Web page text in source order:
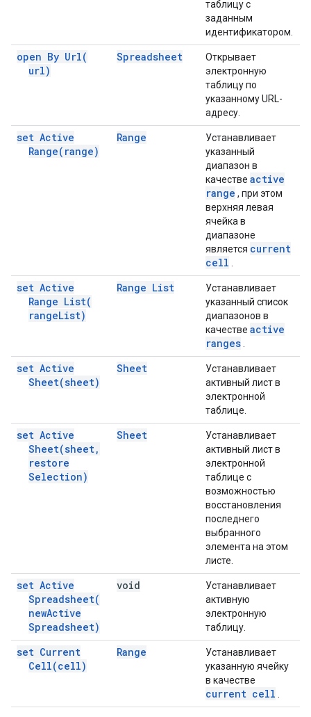
таблицу с
заданным
идентификатором.
open By Url(
url)
Spreadsheet
Открывает
электронную
таблицу по
указанному URL-
адресу.
set Active
Range( range)
Range
Устанавливает
указанный
диапазон в
качестве active
range , при этом
верхняя левая
ячейка в
диапазоне
является current
cell
set Active
Range List(
rangeList)
Range List
Устанавливает
указанный список
диапазонов в
качестве active
ranges
set Active
Sheet(sheet)
Sheet
Устанавливает
активный лист в
электронной
таблице.
set Active
Sheet(sheet,
restore
Selection)
Sheet
Устанавливает
активный лист в
электронной
таблице с
возможностью
восстановления
последнего
выбранного
элемента на этом
листе.
set Active
Spreadsheet(
newActive
Spreadsheet)
void
Устанавливает
активную
электронную
таблицу.
set Current
Cell(cell)
Range
Устанавливает
указанную ячейку
в качестве
current cell